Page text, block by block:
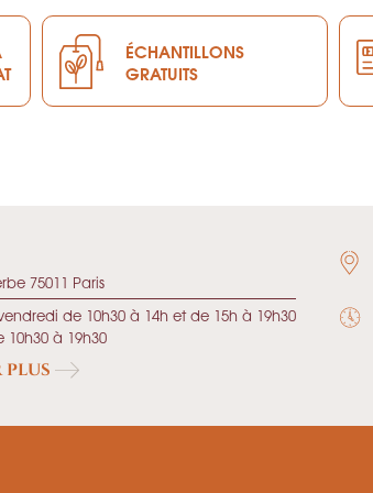
ÉCHANTILLONS
GRATUITS
75011 Paris
de 10h30 à 14h et de 15h à 19h30
10h30 à 19h30
PLUS